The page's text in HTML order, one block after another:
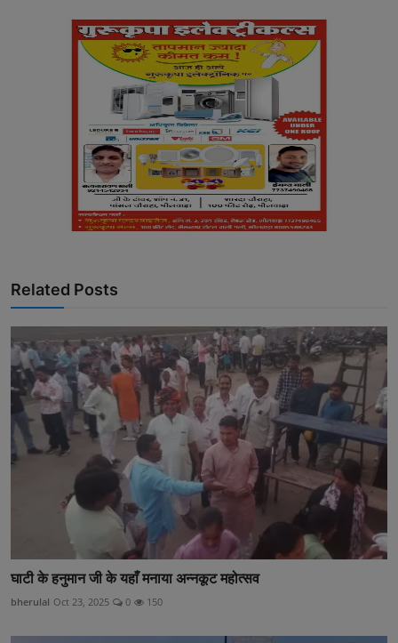
Related Posts
घाटी के हनुमान जी के यहाँ मनाया अन्नकूट महोत्सव
bherulal Oct 23, 2025 0 150